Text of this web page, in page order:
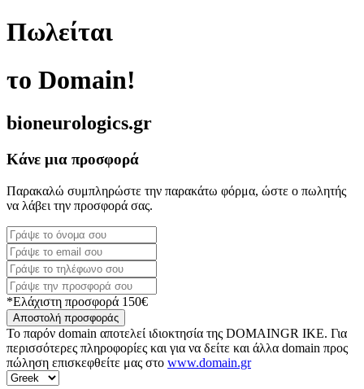
Πωλείται
το Domain!
bioneurologics.gr
Κάνε μια προσφορά
Παρακαλώ συμπληρώστε την παρακάτω φόρμα, ώστε ο πωλητής
να λάβει την προσφορά σας.
*Ελάχιστη προσφορά 150€
Αποστολή προσφοράς
Το παρόν domain αποτελεί ιδιοκτησία της DOMAINGR ΙΚΕ. Για
περισσότερες πληροφορίες και για να δείτε και άλλα domain προς
πώληση επισκεφθείτε μας στο www.domain.gr